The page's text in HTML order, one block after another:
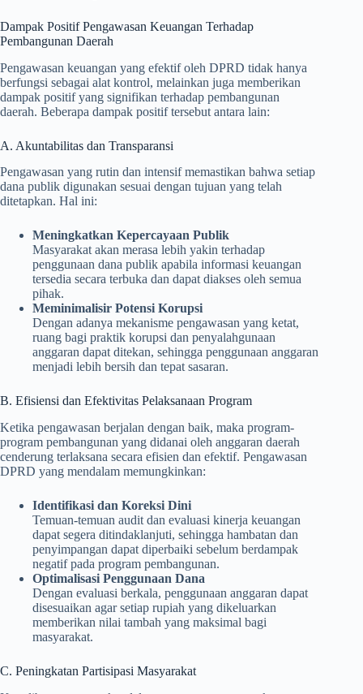
Dampak Positif Pengawasan Keuangan Terhadap
Pembangunan Daerah
Pengawasan keuangan yang efektif oleh DPRD tidak hanya
berfungsi sebagai alat kontrol, melainkan juga memberikan
dampak positif yang signifikan terhadap pembangunan
daerah. Beberapa dampak positif tersebut antara lain:
A. Akuntabilitas dan Transparansi
Pengawasan yang rutin dan intensif memastikan bahwa setiap
dana publik digunakan sesuai dengan tujuan yang telah
ditetapkan. Hal ini:
Meningkatkan Kepercayaan Publik
Masyarakat akan merasa lebih yakin terhadap
penggunaan dana publik apabila informasi keuangan
tersedia secara terbuka dan dapat diakses oleh semua
pihak.
Meminimalisir Potensi Korupsi
Dengan adanya mekanisme pengawasan yang ketat,
ruang bagi praktik korupsi dan penyalahgunaan
anggaran dapat ditekan, sehingga penggunaan anggaran
menjadi lebih bersih dan tepat sasaran.
B. Efisiensi dan Efektivitas Pelaksanaan Program
Ketika pengawasan berjalan dengan baik, maka program-
program pembangunan yang didanai oleh anggaran daerah
cenderung terlaksana secara efisien dan efektif. Pengawasan
DPRD yang mendalam memungkinkan:
Identifikasi dan Koreksi Dini
Temuan-temuan audit dan evaluasi kinerja keuangan
dapat segera ditindaklanjuti, sehingga hambatan dan
penyimpangan dapat diperbaiki sebelum berdampak
negatif pada program pembangunan.
Optimalisasi Penggunaan Dana
Dengan evaluasi berkala, penggunaan anggaran dapat
disesuaikan agar setiap rupiah yang dikeluarkan
memberikan nilai tambah yang maksimal bagi
masyarakat.
C. Peningkatan Partisipasi Masyarakat